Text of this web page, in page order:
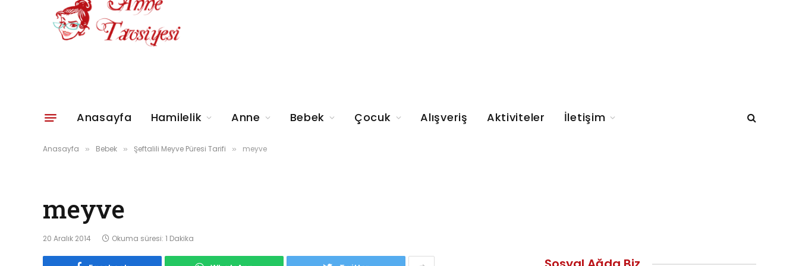
Anasayfa Hamilelik Anne Bebek Çocuk Alışveriş Aktiviteler İletişim
Anasayfa » Bebek » Şeftalili Meyve Püresi Tarifi » meyve
meyve
20 Aralık 2014 Okuma süresi: 1 Dakika